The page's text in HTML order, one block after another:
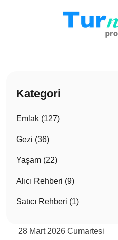
Kategori
Emlak (127)
Gezi (36)
Yaşam (22)
Alıcı Rehberi (9)
Satıcı Rehberi (1)
28 Mart 2026 Cumartesi